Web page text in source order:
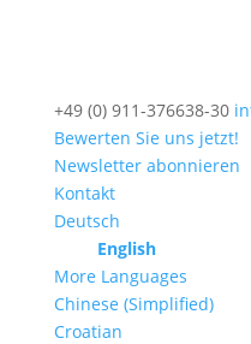
+49 (0) 911-376638-30
Bewerten Sie uns jetzt!
Newsletter abonnieren
Kontakt
Deutsch
English
More Languages
Chinese (Simplified)
Croatian